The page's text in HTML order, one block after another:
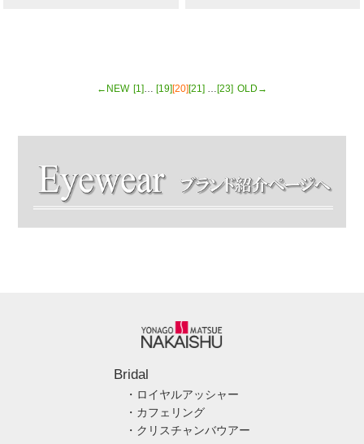
←NEW [1]… [19][20][21] …[23] OLD→
Bridal
・ロイヤルアッシャー
・カフェリング
・クリスチャンバウアー